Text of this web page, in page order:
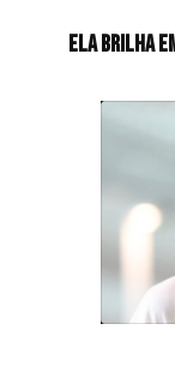
Ela brilha